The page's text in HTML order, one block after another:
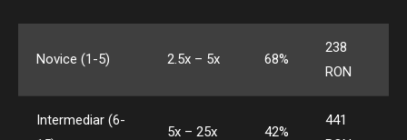
Novice (1-5) 2.5x – 5x 68%
238
RON
Intermediar (6-
5x – 25x 42%
441